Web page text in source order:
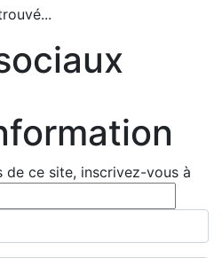
de ce site, inscrivez-vous à